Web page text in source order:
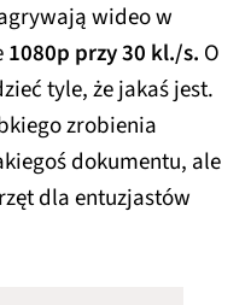
wideo w
1080p przy 30 kl./s. O
tyle, że jakaś jest.
zrobienia
dokumentu, ale
dla entuzjastów